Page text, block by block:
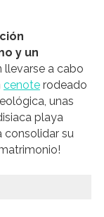
y un
llevarse a cabo
cenoterodeado
unas
playa
consolidar su